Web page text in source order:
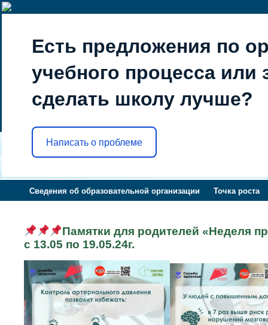
Есть предложения по
учебного процесса или
сделать школу лучше?
Написать о проблеме
Сведения об образовательной организации Точка роста
Памятки для родителей «Неделя
с 13.05 по 19.05.24г.